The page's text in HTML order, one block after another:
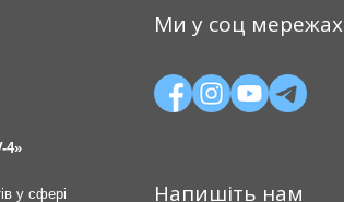
4»
у сфері
Ми у соц мережах
Напишіть нам